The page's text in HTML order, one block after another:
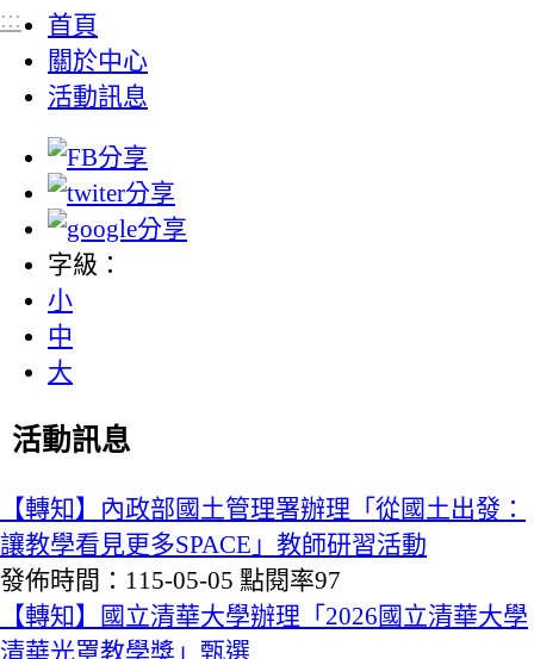
:::
首頁
關於中心
活動訊息
字級：
小
中
大
活動訊息
【轉知】內政部國土管理署辦理「從國土出發：
讓教學看見更多SPACE」教師研習活動
發佈時間：115-05-05 點閱率97
【轉知】國立清華大學辦理「2026國立清華大學
清華光罩教學獎」甄選